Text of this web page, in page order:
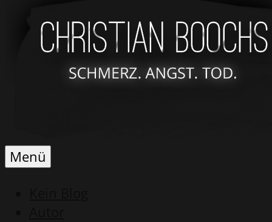
Christian
Schmerz.
Angst.
Menü